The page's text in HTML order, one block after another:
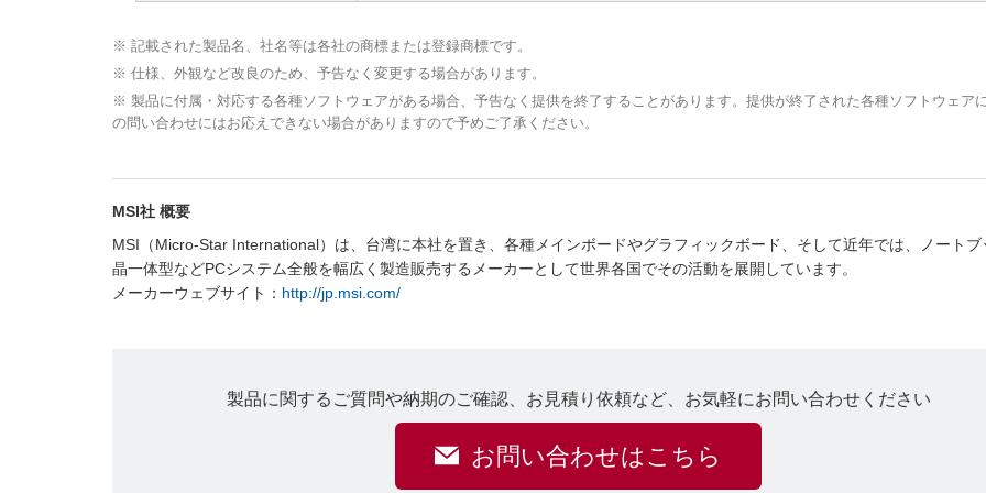
※ 記載された製品名、社名等は各社の商標または登録商標です。
※ 仕様、外観など改良のため、予告なく変更する場合があります。
※ 製品に付属・対応する各種ソフトウェアがある場合、予告なく提供を終了することがあります。提供が終了された各種ソフトウェア
の問い合わせにはお応えできない場合がありますので予めご了承ください。
MSI社 概要
MSI（Micro-Star International）は、台湾に本社を置き、各種メインボードやグラフィックボード、そして近年では、ノートブ
晶一体型などPCシステム全般を幅広く製造販売するメーカーとして世界各国でその活動を展開しています。
メーカーウェブサイト： http://jp.msi.com/
製品に関するご質問や納期のご確認、お見積り依頼など、お気軽にお問い合わせください
お問い合わせはこちら